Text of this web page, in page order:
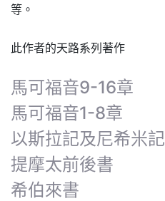
等。
此作者的天路系列著作
馬可福音9-16章
馬可福音1-8章
以斯拉記及尼希米記
提摩太前後書
希伯來書